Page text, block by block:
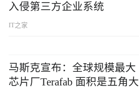
入侵第三方企业系统
IT之家
马斯克宣布：全球规模最大
芯片厂Terafab 面积是五角大